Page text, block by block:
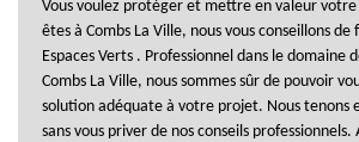
Vous voulez protéger et mettre en valeur votre
êtes à Combs La Ville, nous vous conseillons
Espaces Verts . Professionnel dans le domaine
Combs La Ville, nous sommes sûr de pouvoir
solution adéquate à votre projet. Nous tenons
sans vous priver de nos conseils professionnels.